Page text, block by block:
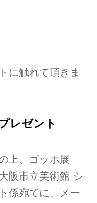
に触れて頂きま
レゼント
上、ゴッホ展
阪市立美術館 シ
係宛てに、メー